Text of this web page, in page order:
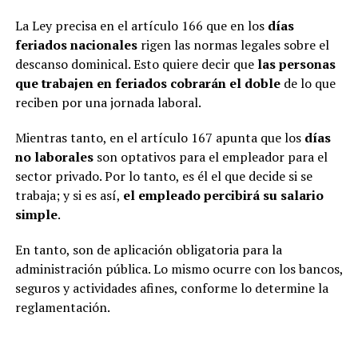
La Ley precisa en el artículo 166 que en los días
feriados nacionalesrigen las normas legales sobre el
descanso dominical. Esto quiere decir que las personas
que trabajen en feriados cobrarán el doblede lo que
reciben por una jornada laboral.
Mientras tanto, en el artículo 167 apunta que los días
no laboralesson optativos para el empleador para el
sector privado. Por lo tanto, es él el que decide si se
trabaja; y si es así, el empleado percibirá su salario
simple.
En tanto, son de aplicación obligatoria para la
administración pública. Lo mismo ocurre con los bancos,
seguros y actividades afines, conforme lo determine la
reglamentación.